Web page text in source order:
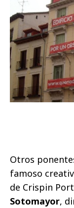
Otros
famoso
de Crispin
Sotomayor,